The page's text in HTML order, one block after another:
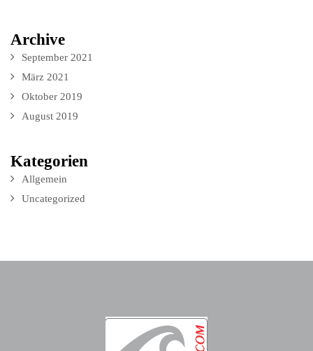
Archive
September 2021
März 2021
Oktober 2019
August 2019
Kategorien
Allgemein
Uncategorized